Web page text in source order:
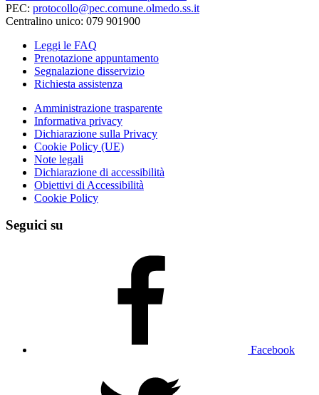
PEC: protocollo@pec.comune.olmedo.ss.it
Centralino unico: 079 901900
Leggi le FAQ
Prenotazione appuntamento
Segnalazione disservizio
Richiesta assistenza
Amministrazione trasparente
Informativa privacy
Dichiarazione sulla Privacy
Cookie Policy (UE)
Note legali
Dichiarazione di accessibilità
Obiettivi di Accessibilità
Cookie Policy
Seguici su
Facebook